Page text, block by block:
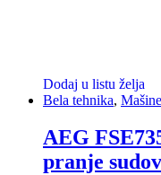
Dodaj u listu želja
Bela tehnika,
AEG
pranje